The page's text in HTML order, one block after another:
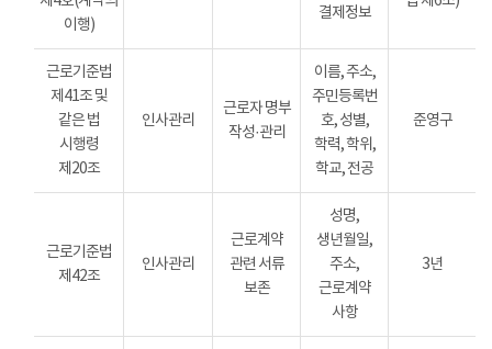
이행)
결제정보
근로기준법
제41조 및
같은 법
시행령
제20조
인사관리
근로자 명부
작성·관리
이름, 주소,
주민등록번
호, 성별,
학력, 학위,
학교, 전공
준영구
근로기준법
제42조
인사관리
근로계약
관련 서류
보존
성명,
생년월일,
주소,
근로계약
사항
3년